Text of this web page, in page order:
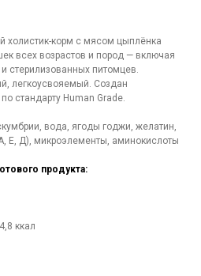
холистик-корм с мясом цыплёнка
всех возрастов и пород — включая
стерилизованных питомцев.
легкоусвояемый. Создан
стандарту Human Grade.
вода, ягоды годжи, желатин,
Е, Д), микроэлементы, аминокислоты
продукта:
ккал